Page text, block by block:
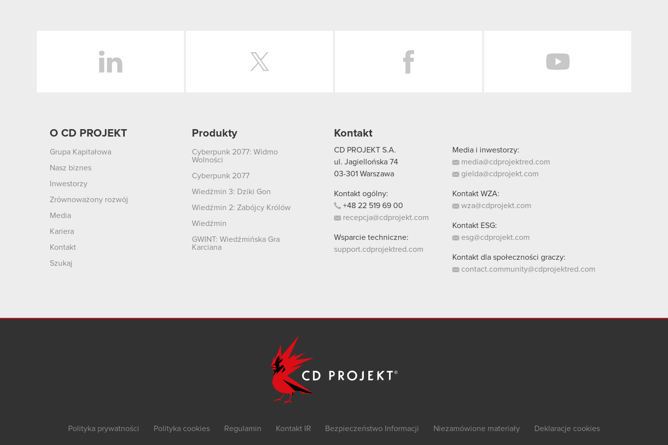
O CD PROJEKT
Grupa Kapitałowa
Nasz biznes
Inwestorzy
Zrównoważony rozwój
Media
Kariera
Kontakt
Szukaj
Produkty
Cyberpunk 2077: Widmo
Wolności
Cyberpunk 2077
Wiedźmin 3: Dziki Gon
Wiedźmin 2: Zabójcy Królów
Wiedźmin
GWINT: Wiedźmińska Gra
Karciana
Kontakt
CD PROJEKT S.A.
ul. Jagiellońska 74
03-301 Warszawa
Kontakt ogólny:
+48 22 519 69 00
recepcja@cdprojekt.com
Wsparcie techniczne:
support.cdprojektred.com
Media i inwestorzy:
media@cdprojektred.com
gielda@cdprojekt.com
Kontakt WZA:
wza@cdprojekt.com
Kontakt ESG:
esg@cdprojekt.com
Kontakt dla społeczności graczy:
contact.community@cdprojektred.com
Polityka prywatności Polityka cookies Regulamin Kontakt IR Bezpieczeństwo Informacji Niezamówione materiały Deklaracje cookies